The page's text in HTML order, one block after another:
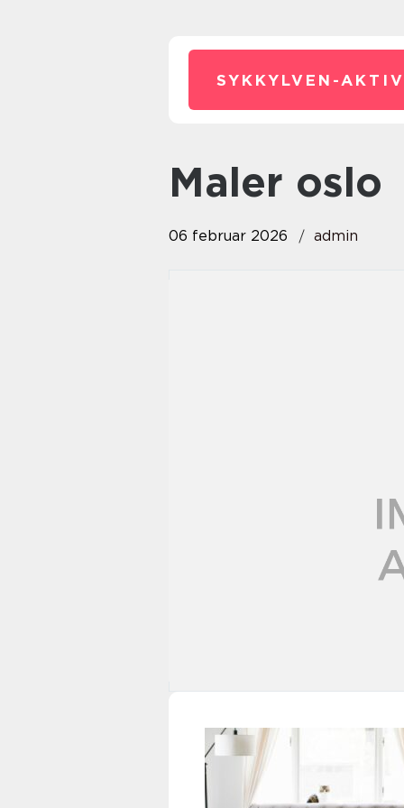
SYKKYLVEN-
maler oslo
06 februar 2026 admin